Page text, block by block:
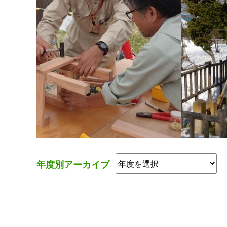
年度別アーカイブ